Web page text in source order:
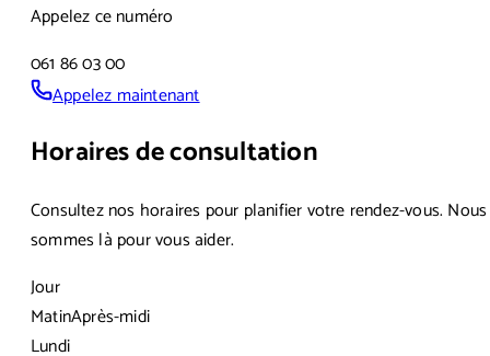
Appelez ce numéro
061 86 03 00
Appelez maintenant
Horaires de consultation
Consultez nos horaires pour planifier votre rendez-vous. Nous
sommes là pour vous aider.
Jour
MatinAprès-midi
Lundi